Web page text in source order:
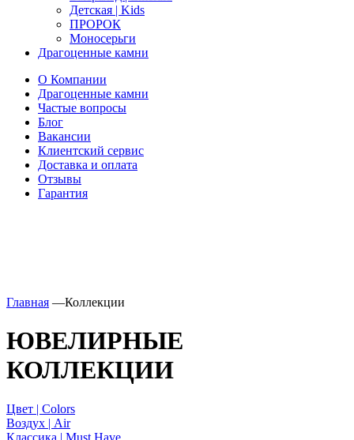
Детская | Kids
ПРОРОК
Моносерьги
Драгоценные камни
О Компании
Драгоценные камни
Частые вопросы
Блог
Вакансии
Клиентский сервис
Доставка и оплата
Отзывы
Гарантия
Главная —Коллекции
ЮВЕЛИРНЫЕ
КОЛЛЕКЦИИ
Цвет | Colors
Воздух | Air
Классика | Must Have